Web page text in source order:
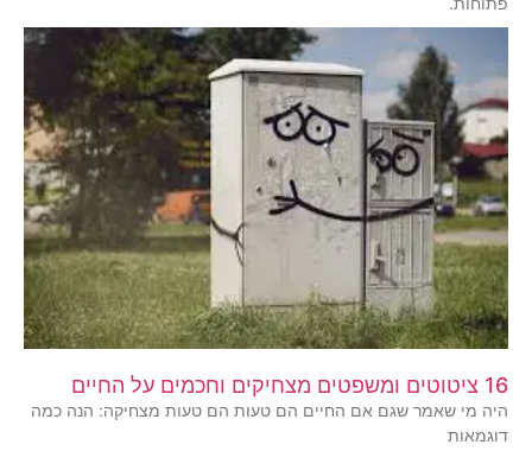
16 ציטוטים ומשפטים מצחיקים וחכמים על החיים
היה מי שאמר שגם אם החיים הם טעות הם טעות מצחיקה: הנה כמה
דוגמאות